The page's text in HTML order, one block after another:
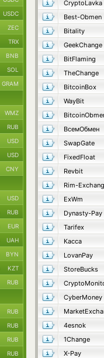
CryptoLavka
Best-Obmen
Bitality
GeekChange
BitFlaming
TheChange
BitcoinBox
WayBit
ВсемОбмен
SwapGate
FixedFloat
Revbit
Rim-
ExWm
Dynasty-Pay
Tarifex
Касса
LovanPay
StoreBucks
CyberMoney
4esnok
1Change
X-Pay
USDC
ZEC
TRX
BNB
SOL
GRAM
WMZ
RUB
USD
USD
CNY
USD
RUB
EUR
UAH
BYN
KZT
RUB
RUB
RUB
RUB
RUB